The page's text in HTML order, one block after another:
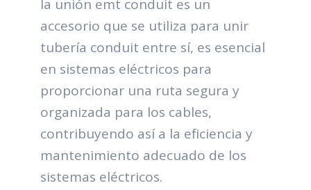
la unión emt conduit es un
accesorio que se utiliza para unir
tubería conduit entre sí, es esencial
en sistemas eléctricos para
proporcionar una ruta segura y
organizada para los cables,
contribuyendo así a la eficiencia y
mantenimiento adecuado de los
sistemas eléctricos.